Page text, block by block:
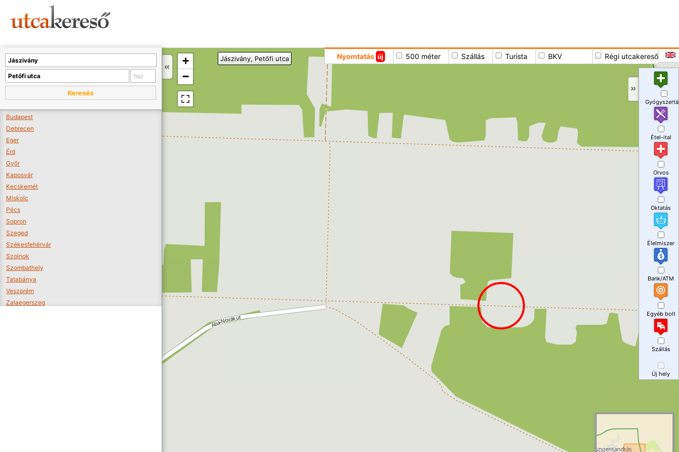
+
−
Nyomtatás új 500 méter Szállás Turista BKV Régi utcakereső
Jászivány, Petőfi utca
Keresés
Budapest
Debrecen
Eger
Érd
Győr
Kaposvár
Kecskemét
Miskolc
Pécs
Sopron
Szeged
Székesfehérvár
Szolnok
Szombathely
Tatabánya
Veszprém
Zalaegerszeg
Étel-ital
Orvos
Oktatás
Élelmiszer
Bank/ATM
Egyéb bolt
Szállás
Új hely
A térképet kicsinyíteni kell, hogy látszódjanak a boltok.
Boltok látszódjanak >>